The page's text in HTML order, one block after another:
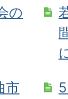
の
市